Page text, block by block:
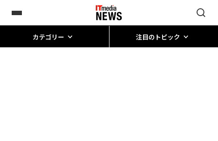
カテゴリー 注目のトピック